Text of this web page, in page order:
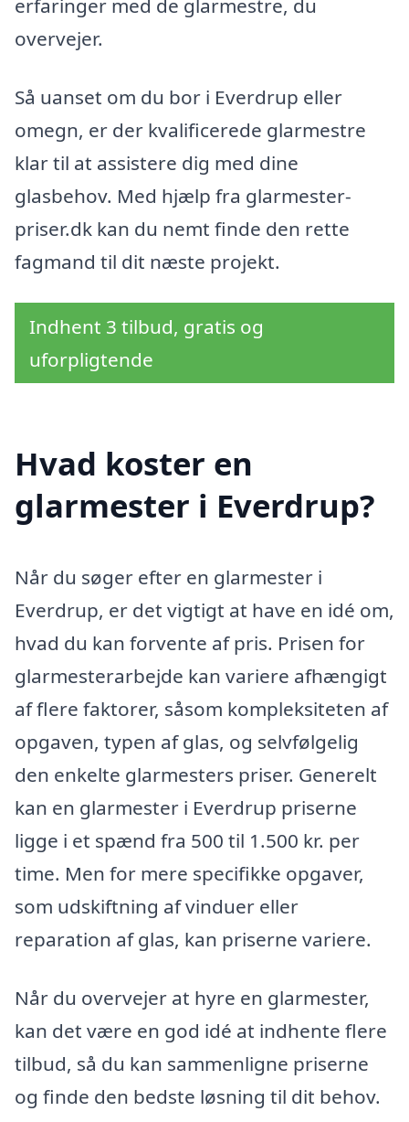
erfaringer med de glarmestre, du
overvejer.
Så uanset om du bor i Everdrup eller
omegn, er der kvalificerede glarmestre
klar til at assistere dig med dine
glasbehov. Med hjælp fra glarmester-
priser.dk kan du nemt finde den rette
fagmand til dit næste projekt.
Indhent 3 tilbud, gratis og
uforpligtende
Hvad koster en
glarmester i Everdrup?
Når du søger efter en glarmester i
Everdrup, er det vigtigt at have en idé om,
hvad du kan forvente af pris. Prisen for
glarmesterarbejde kan variere afhængigt
af flere faktorer, såsom kompleksiteten af
opgaven, typen af glas, og selvfølgelig
den enkelte glarmesters priser. Generelt
kan en glarmester i Everdrup priserne
ligge i et spænd fra 500 til 1.500 kr. per
time. Men for mere specifikke opgaver,
som udskiftning af vinduer eller
reparation af glas, kan priserne variere.
Når du overvejer at hyre en glarmester,
kan det være en god idé at indhente flere
tilbud, så du kan sammenligne priserne
og finde den bedste løsning til dit behov.